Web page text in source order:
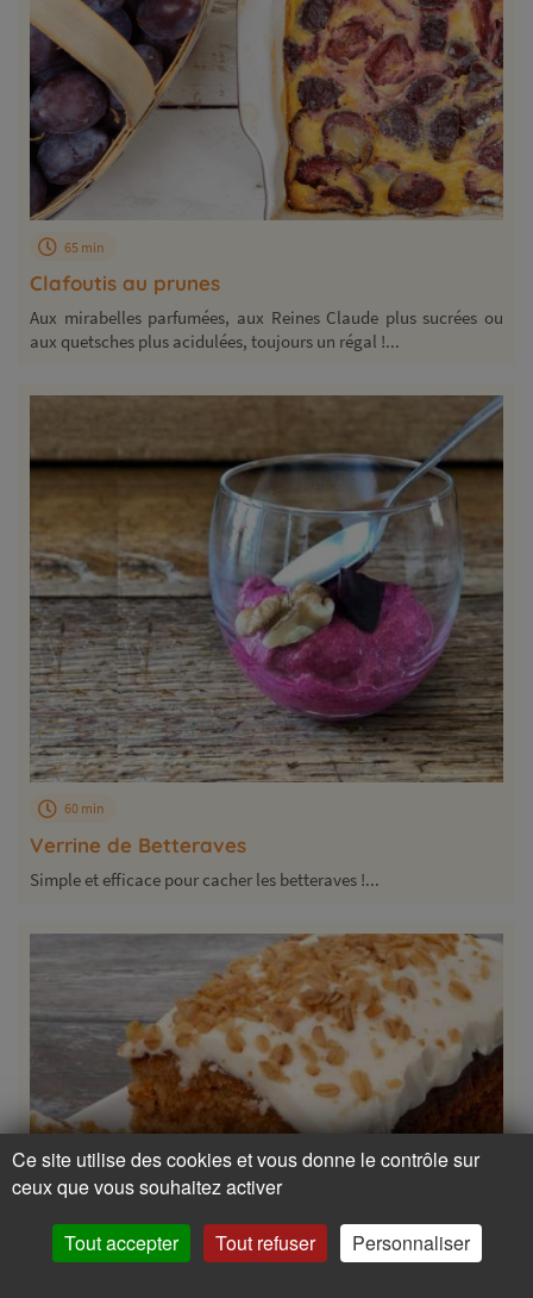
Clafoutis au prunes
65 min
Aux mirabelles parfumées, aux Reines Claude plus sucrées ou
aux quetsches plus acidulées, toujours un régal !...
Verrine de Betteraves
60 min
Simple et efficace pour cacher les betteraves !...
Ce site utilise des cookies et vous donne le contrôle sur
ceux que vous souhaitez activer
Tout accepter Tout refuser Personnaliser